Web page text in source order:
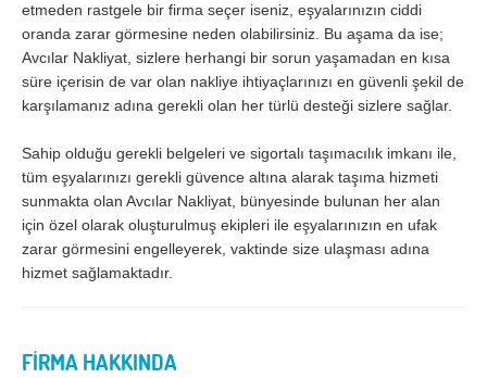
Karabük Karaman
Kars Kastamonu
Kayseri
Kırklareli Kırşehir
Kilis Kocaeli
Kütahya
Malatya Manisa
Muğla Muş
etmeden rastgele bir firma seçer iseniz, eşyalarınızın ciddi
oranda zarar görmesine neden olabilirsiniz. Bu aşama da ise;
Avcılar Nakliyat, sizlere herhangi bir sorun yaşamadan en kısa
süre içerisin de var olan nakliye ihtiyaçlarınızı en güvenli şekil de
karşılamanız adına gerekli olan her türlü desteği sizlere sağlar.
Sahip olduğu gerekli belgeleri ve sigortalı taşımacılık imkanı ile,
tüm eşyalarınızı gerekli güvence altına alarak taşıma hizmeti
sunmakta olan Avcılar Nakliyat, bünyesinde bulunan her alan
için özel olarak oluşturulmuş ekipleri ile eşyalarınızın en ufak
zarar görmesini engelleyerek, vaktinde size ulaşması adına
hizmet sağlamaktadır.
FİRMA HAKKINDA